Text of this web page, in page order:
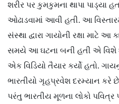
શરીર પર કુમકુમના થાપા પાડ્યા
ઓઢાડવામાં આવી હતી. આ
સંસ્થા દ્વારા ગાયોની રક્ષા માટે આ
સમયે આ ઘટના બની હતી એ વિશે
એક વિડિયો તૈયાર કર્યો હતો.
ભારતીયો ગૃહપ્રવેશ દરમ્યાન કરે
પરંતુ ભારતીય મૂળના લોકો